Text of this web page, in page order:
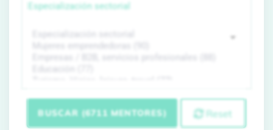
Especialización sectorial
BUSCAR (6711 MENTORES) Reset